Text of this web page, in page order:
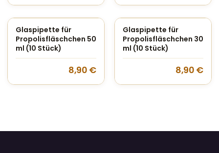
Glaspipette für
Propolisfläschchen 50
ml (10 Stück)
8,90 €
Glaspipette für
Propolisfläschchen 30
ml (10 Stück)
8,90 €